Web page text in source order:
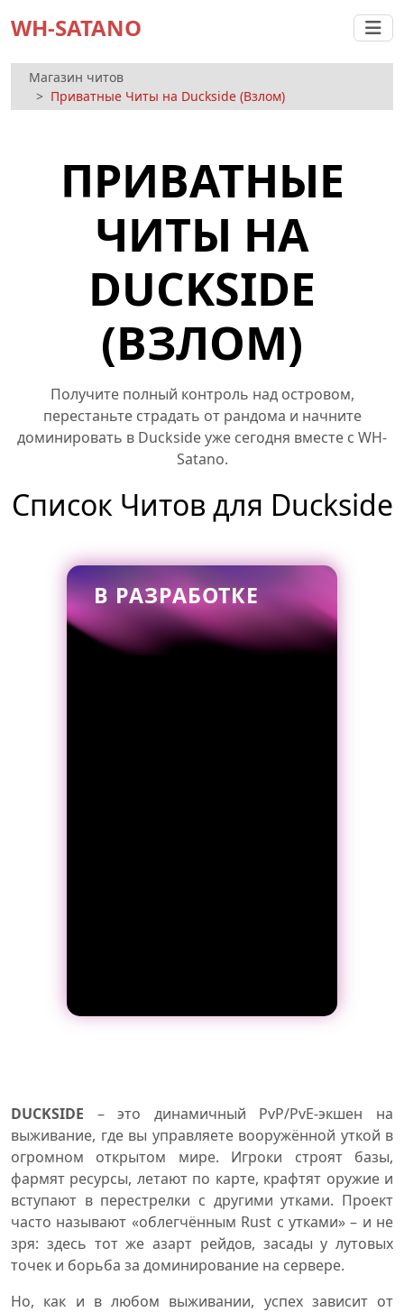
WH-SATANO
Магазин читов
Приватные Читы на Duckside (Взлом)
ПРИВАТНЫЕ
ЧИТЫ НА
DUCKSIDE
(ВЗЛОМ)
Получите полный контроль над островом,
перестаньте страдать от рандома и начните
доминировать в Duckside уже сегодня вместе с WH-
Satano.
Список Читов для Duckside
В РАЗРАБОТКЕ
DUCKSIDE – это динамичный PvP/PvE-экшен на
выживание, где вы управляете вооружённой уткой в
огромном открытом мире. Игроки строят базы,
фармят ресурсы, летают по карте, крафтят оружие и
вступают в перестрелки с другими утками. Проект
часто называют «облегчённым Rust с утками» – и не
зря: здесь тот же азарт рейдов, засады у лутовых
точек и борьба за доминирование на сервере.
Но, как и в любом выживании, успех зависит от